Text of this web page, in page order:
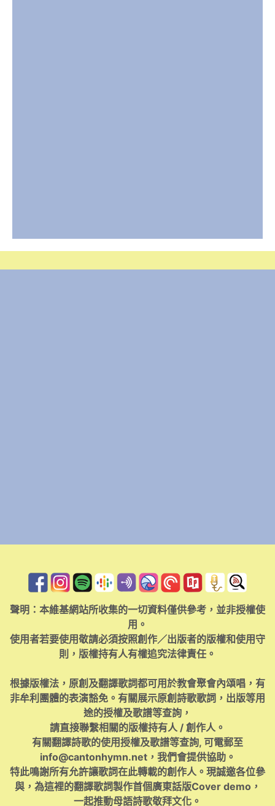
聲明：本維基網站所收集的一切資料僅供參考，並非授權使
用。
使用者若要使用敬請必須按照創作／出版者的版權和使用守
則，版權持有人有權追究法律責任。
根據版權法，原創及翻譯歌詞都可用於教會聚會內頌唱，有
非牟利團體的表演豁免。有關展示原創詩歌歌詞，出版等用
途的授權及歌譜等查詢，
請直接聯繫相關的版權持有人 / 創作人。
有關翻譯詩歌的使用授權及歌譜等查詢, 可電郵至
info@cantonhymn.net，我們會提供協助。
特此鳴謝所有允許讓歌詞在此轉載的創作人。現誠邀各位參
與，為這裡的翻譯歌詞製作首個廣東話版Cover demo，
一起推動母語詩歌敬拜文化。